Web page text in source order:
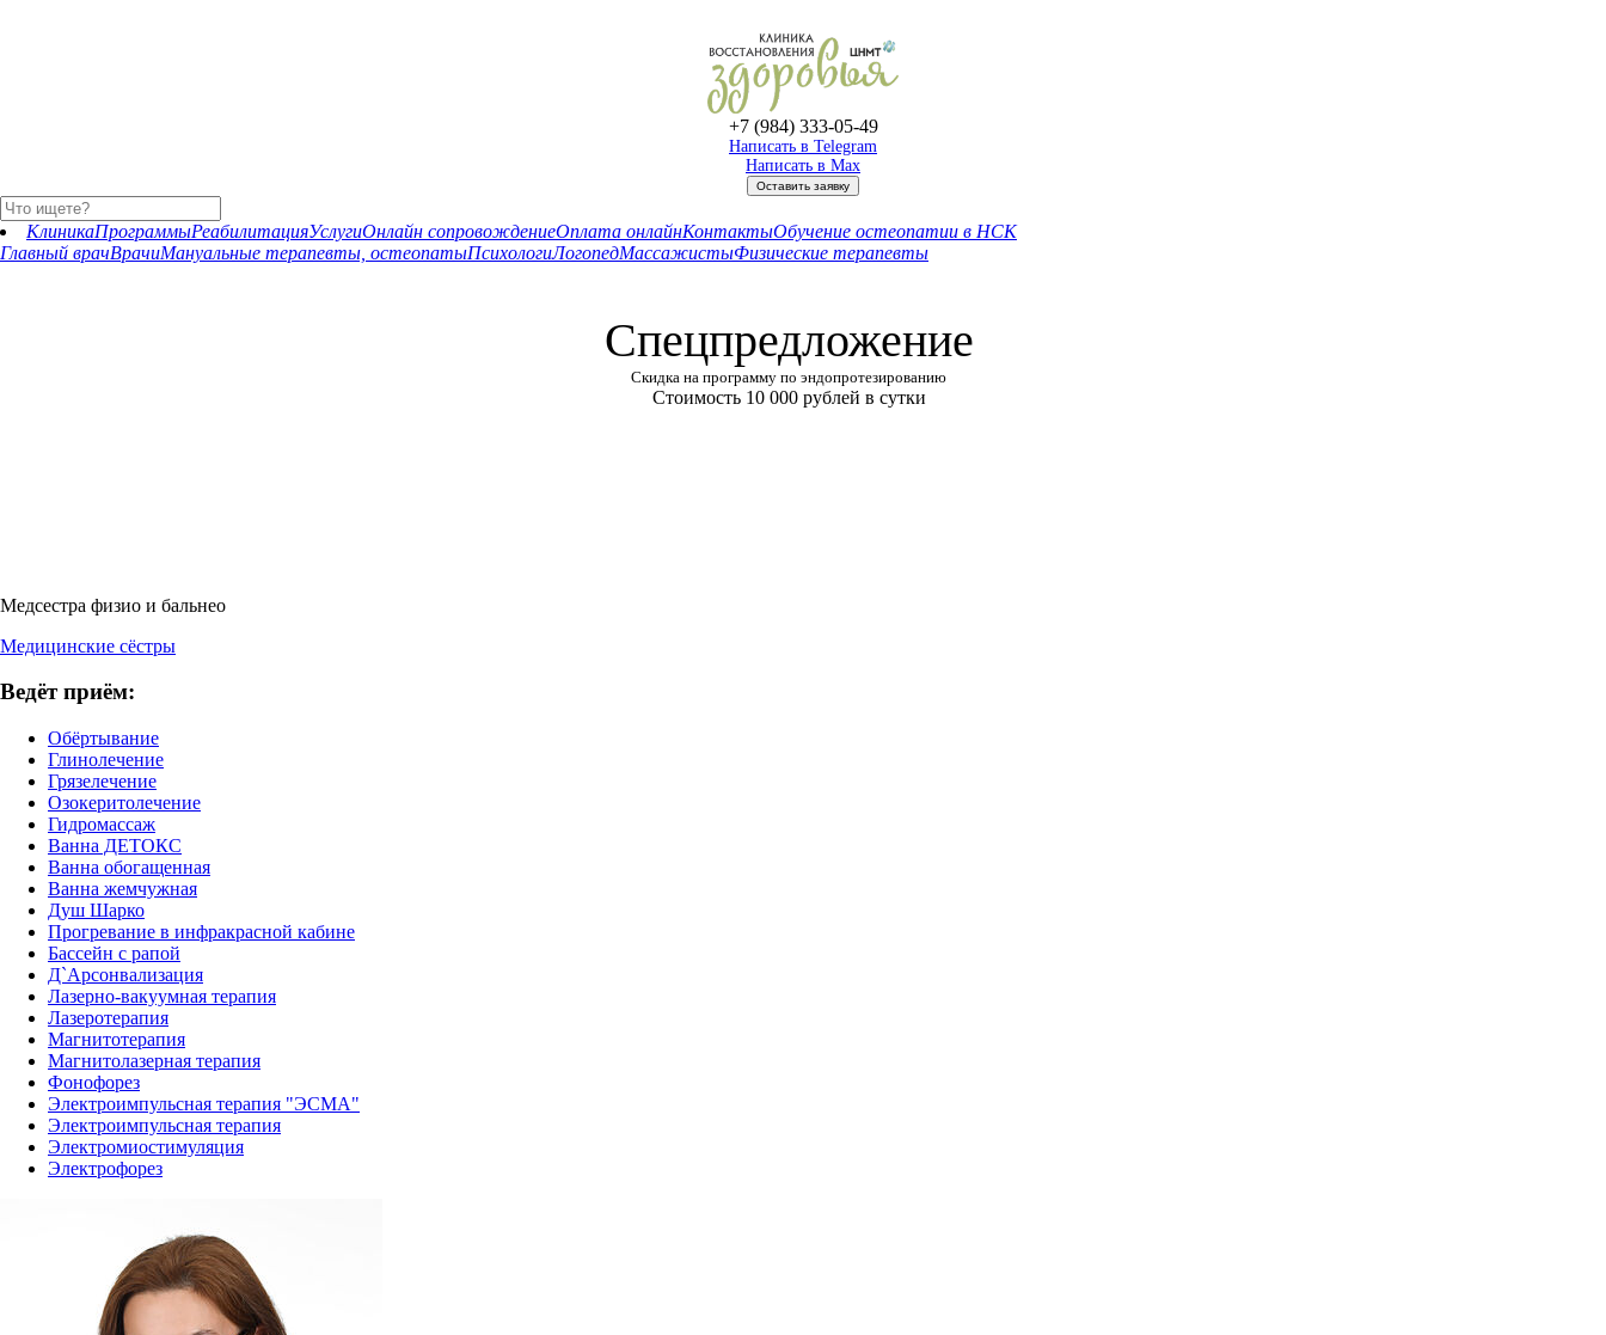
+7 (984) 333-05-49
Написать в Telegram
Написать в Max
Оставить заявку
КлиникаПрограммыРеабилитацияУслугиОнлайн сопровождениеОплата онлайнКонтактыОбучение остеопатии в НСК
Главный врачВрачиМануальные терапевты, остеопатыПсихологиЛогопедМассажистыФизические терапевты
Спецпредложение
Скидка на программу по эндопротезированию
Стоимость 10 000 рублей в сутки
Медсестра физио и бальнео
Медицинские сёстры
Ведёт приём:
Обёртывание
Глинолечение
Грязелечение
Озокеритолечение
Гидромассаж
Ванна ДЕТОКС
Ванна обогащенная
Ванна жемчужная
Душ Шарко
Прогревание в инфракрасной кабине
Бассейн с рапой
Д`Арсонвализация
Лазерно-вакуумная терапия
Лазеротерапия
Магнитотерапия
Магнитолазерная терапия
Фонофорез
Электроимпульсная терапия "ЭСМА"
Электроимпульсная терапия
Электромиостимуляция
Электрофорез